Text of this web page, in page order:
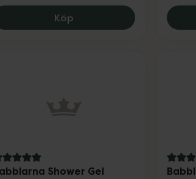
Köp Babblarna Plåster Figur
av 5 i omdöme
Shower Gel
5 av